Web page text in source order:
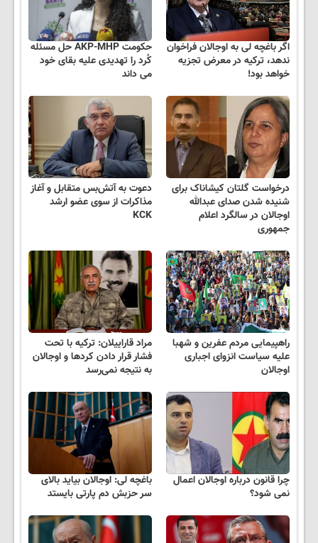
اگر باغچه لی به اوجالان فراخوان
ندهد، ترکیه در معرض تجزیه
خواهد بود!
حکومت AKP-MHP حل مسئله
کُرد را تهدیدی علیه بقای خود
می داند
درخواست گلتان کیشاناک برای
شنیده شدن صدای عبدالله
اوجالان در سالگرد اعلام
جمهوری
دعوت به آتش‌بس متقابل و آغاز
مذاکرات از سوی عضو ارشد
KCK
راهپیمایی مردم عفرین و شهبا
علیه سیاست انزوای اجباری
اوجالان
مراد قاراییلان: ترکیه با تحت
فشار قرار دادن کردها و اوجالان
به نتیجه نمی‌رسد
چرا قانون درباره اوجالان اعمال
نمی شود؟
باغچه لی: اوجالان بیاید بالای
سر حزبش دم پارتی بایستد